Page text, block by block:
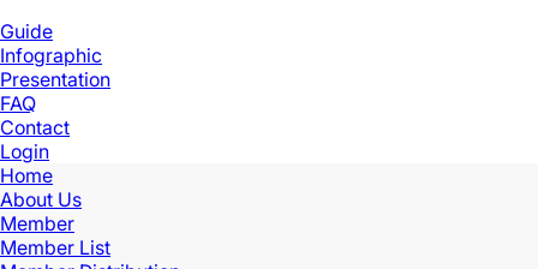
Guide
Infographic
Presentation
FAQ
Contact
Login
Home
About Us
Member
Member List